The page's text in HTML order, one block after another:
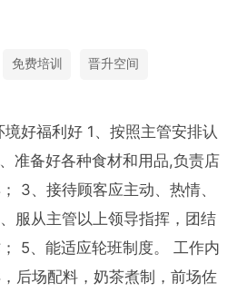
免费培训 晋升空间
好福利好 1、按照主管安排认
准备好各种食材和用品,负责店
3、接待顾客应主动、热情、
服从主管以上领导指挥，团结
5、能适应轮班制度。 工作内
后场配料，奶茶煮制，前场佐